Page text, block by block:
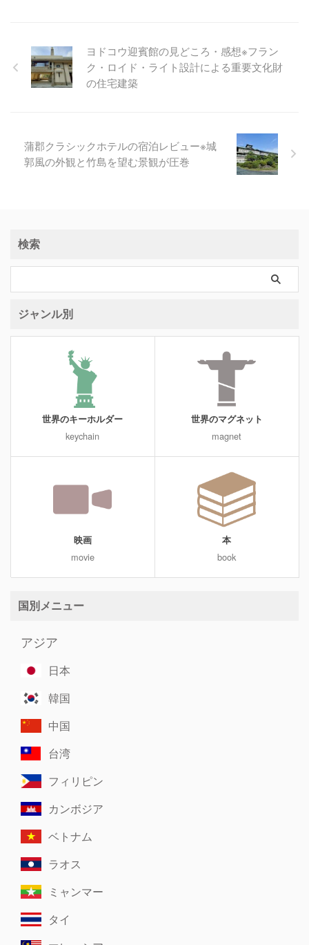
ヨドコウ迎賓館の見どころ・感想※フラン
ク・ロイド・ライト設計による重要文化財
の住宅建築
蒲郡クラシックホテルの宿泊レビュー※城
郭風の外観と竹島を望む景観が圧巻
検索
ジャンル別
世界のキーホルダー
keychain
世界のマグネット
magnet
映画
movie
本
book
国別メニュー
アジア
日本
韓国
中国
台湾
フィリピン
カンボジア
ベトナム
ラオス
ミャンマー
タイ